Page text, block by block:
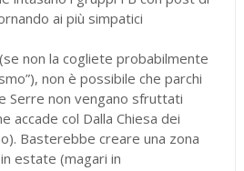
ai più simpatici
non la cogliete probabilmente
non è possibile che parchi
Serre non vengano sfruttati
accade col Dalla Chiesa dei
Basterebbe creare una zona
estate (magari in